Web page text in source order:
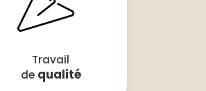
Travail
de qualité